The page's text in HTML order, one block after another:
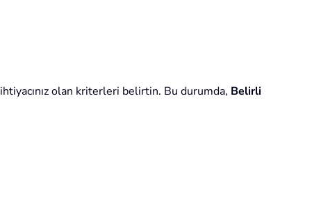
olan kriterleri belirtin. Bu durumda, Belirli